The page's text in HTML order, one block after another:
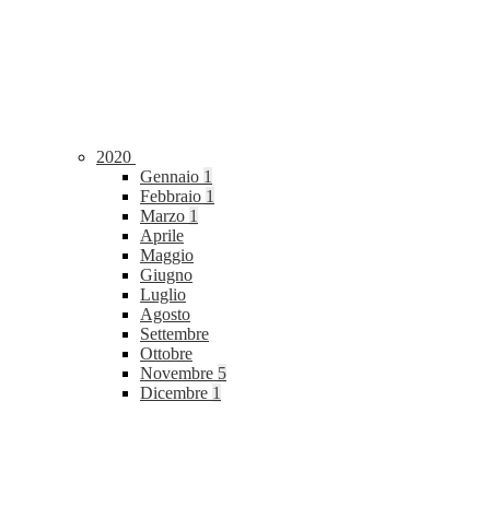
2020
Gennaio 1
Febbraio 1
Marzo 1
Aprile
Maggio
Giugno
Luglio
Agosto
Settembre
Ottobre
Novembre 5
Dicembre 1